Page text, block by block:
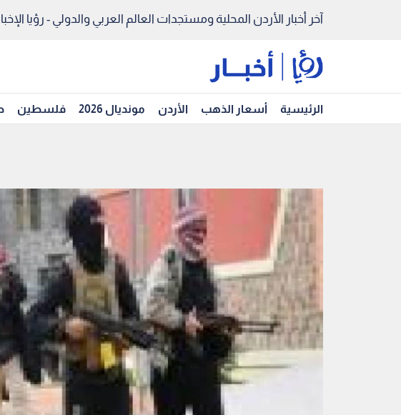
آخر أخبار الأردن المحلية ومستجدات العالم العربي والدولي - رؤيا
الرئيسية أسعار الذهب الأردن مونديال 2026 فلسطين